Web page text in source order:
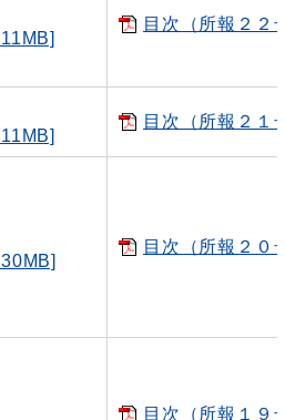
目次（所報２２
目次（所報２１
目次（所報２０
目次（所報１９